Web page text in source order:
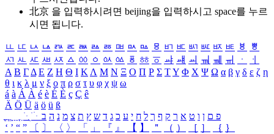
北京 을 입력하시려면 beijing을 입력하시고 space를 누르
시면 됩니다.
ㅥ ㅦ ㅧ ㅨ ㅩ ㅪ ㅫ ㅬ ㅭ ㅮ ㅯ ㅰ ㅱ ㅲ ㅳ ㅴ ㅵ ㅶ ㅷ ㅸ
ㅹ
ㅺ ㅻ ㅼ ㅽ ㅾ ㅿ ㆀ ㆁ ㆂ ㆃ ㆄ ㆅ ㆆ ㆇ ㆈ ㆉ ㆊ ㆋ ㆌ ㆍ
ㆎ
Α Β ΓΔ Ε Ζ Η Θ Ι ΚΛ Μ Ν Ξ Ο Π Ρ Σ ΤΥ Φ Χ Ψ Ω α β γ δ ε ζ η
θ ι κ λ μ ν ξ ο π ρ σ τ υ φ χ ψ ω
á à Á À é è É È ç Ç ê
Ä Ö Ü ä ö ü ß
ִֶֹ ֻּ ׁׂ פ ם ן ו ט א ר ק ף ך ל ח י ע כ ג ד ש ץ ת צ מ נ ה ב
‘ ’ “ ” 〔 〕 〈 〉 「 」 『 』 【 】 ＂ （ ） ［ ］ ｛ ｝